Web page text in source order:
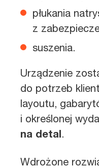
płukania
z
suszenia.
Urządzenie
do potrzeb
layoutu,
i określonej
na detal.
Wdrożone